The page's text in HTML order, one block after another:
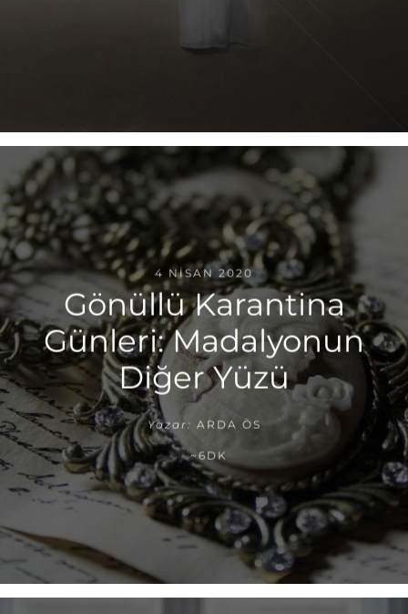
4 NISAN 2020
Gönüllü Karantina
Günleri: Madalyonun
Diğer Yüzü
Yazar: ARDA ÖS
~6DK